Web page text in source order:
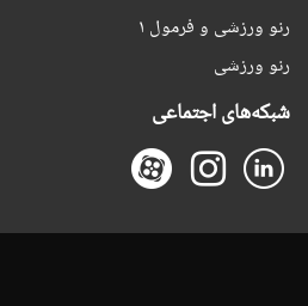
رنو ورزشی و فرمول ۱
رنو ورزشی
شبکه‌های اجتماعی